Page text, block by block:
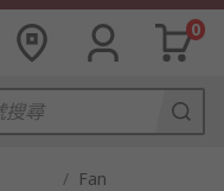
0
/ Fan